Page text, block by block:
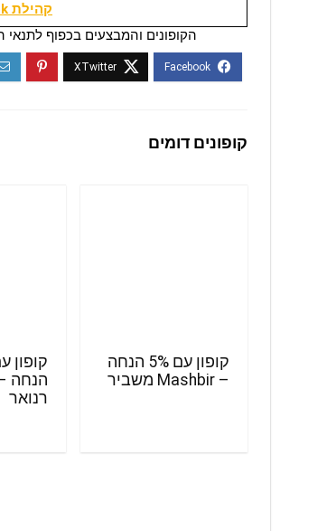
קהילת Facebook
הקופונים והמבצעים בכפוף
קופונים דומים
קופון עם 5% הנחה
– Mashbir משביר
רנואר